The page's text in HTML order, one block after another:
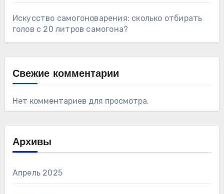
Искусство самогоноварения: сколько отбирать
голов с 20 литров самогона?
Свежие комментарии
Нет комментариев для просмотра.
Архивы
Апрель 2025